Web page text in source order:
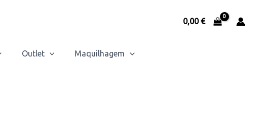
0,00€
Outlet Maquilhagem